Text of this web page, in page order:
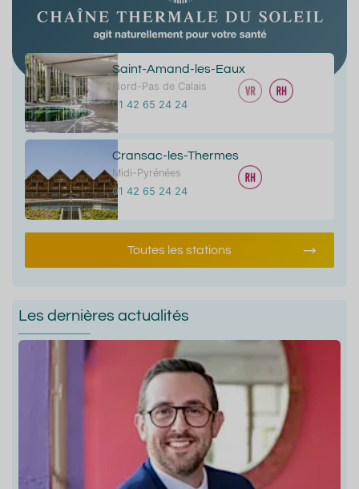
Saint-Amand-les-Eaux
Nord-Pas de Calais
01 42 65 24 24
Cransac-les-Thermes
Midi-Pyrénées
01 42 65 24 24
Toutes les stations
Les dernières actualités